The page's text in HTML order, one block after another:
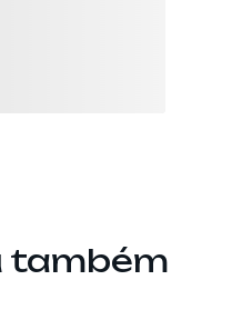
também